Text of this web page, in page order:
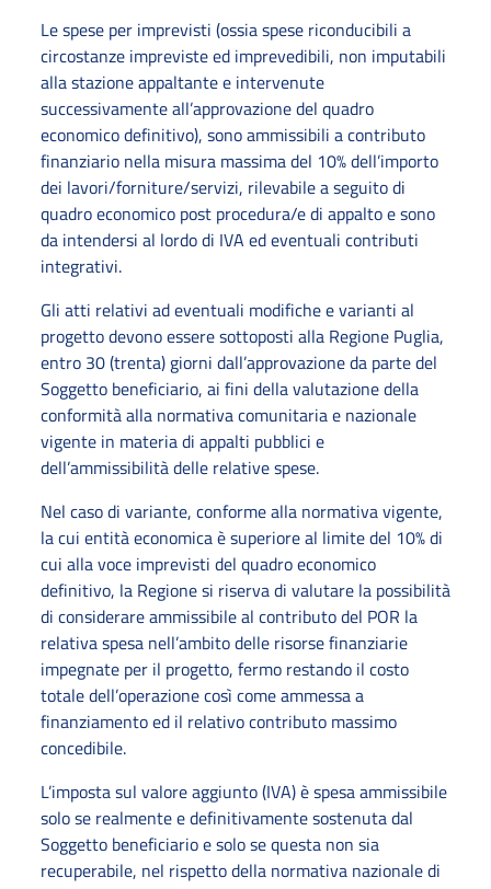
Le spese per imprevisti (ossia spese riconducibili a
circostanze impreviste ed imprevedibili, non imputabili
alla stazione appaltante e intervenute
successivamente all’approvazione del quadro
economico definitivo), sono ammissibili a contributo
finanziario nella misura massima del 10% dell’importo
dei lavori/forniture/servizi, rilevabile a seguito di
quadro economico post procedura/e di appalto e sono
da intendersi al lordo di IVA ed eventuali contributi
integrativi.
Gli atti relativi ad eventuali modifiche e varianti al
progetto devono essere sottoposti alla Regione Puglia,
entro 30 (trenta) giorni dall’approvazione da parte del
Soggetto beneficiario, ai fini della valutazione della
conformità alla normativa comunitaria e nazionale
vigente in materia di appalti pubblici e
dell’ammissibilità delle relative spese.
Nel caso di variante, conforme alla normativa vigente,
la cui entità economica è superiore al limite del 10% di
cui alla voce imprevisti del quadro economico
definitivo, la Regione si riserva di valutare la possibilità
di considerare ammissibile al contributo del POR la
relativa spesa nell’ambito delle risorse finanziarie
impegnate per il progetto, fermo restando il costo
totale dell’operazione così come ammessa a
finanziamento ed il relativo contributo massimo
concedibile.
L’imposta sul valore aggiunto (IVA) è spesa ammissibile
solo se realmente e definitivamente sostenuta dal
Soggetto beneficiario e solo se questa non sia
recuperabile, nel rispetto della normativa nazionale di